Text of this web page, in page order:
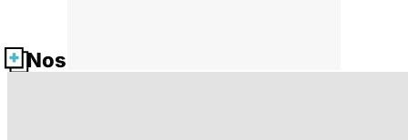
Nos fiches santé